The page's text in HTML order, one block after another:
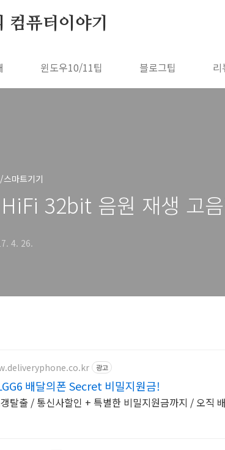
컴퓨터이야기
윈도우10/11팁 블로그팁 리
마트기기
32bit 음원 재생 고
4. 26.
광고
배달의폰 Secret 비밀지원금!
탈출 / 통신사할인 + 특별한 비밀지원금까지 / 오직